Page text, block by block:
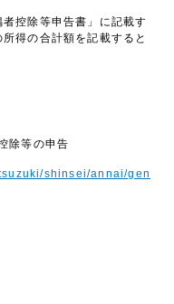
控除等申告書」に記載す
得の合計額を記載すると
除等の申告
shinsei/annai/gen